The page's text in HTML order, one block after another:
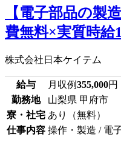
【電子部品の製
費無料×実質時給
株式会社日本ケイテム
給与 月収例355,000円
勤務地
山梨県 甲府市
寮・社宅 あり（無料）
仕事内容 操作・製造 / 電